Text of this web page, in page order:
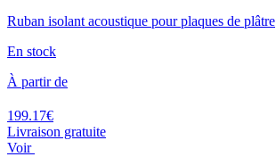
Ruban isolant acoustique pour plaques de plâtre
En stock
À partir de
199.17€
Livraison gratuite
Voir